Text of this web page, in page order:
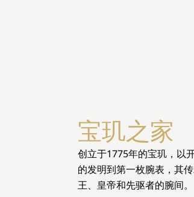
宝玑之家
创立于1775年的宝玑，以
的发明到第一枚腕表，其
王、皇帝和先驱者的腕间。